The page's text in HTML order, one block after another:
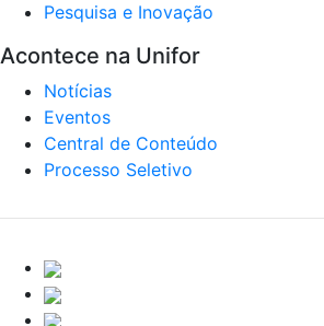
Pesquisa e Inovação
Acontece na Unifor
Notícias
Eventos
Central de Conteúdo
Processo Seletivo